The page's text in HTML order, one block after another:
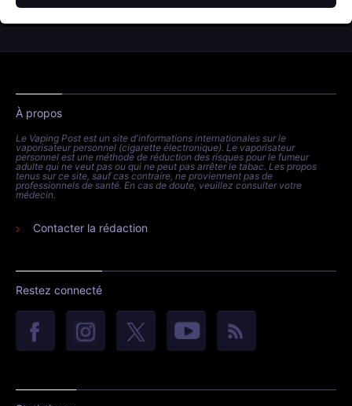
À propos
Le Vaping Post est un site d'informations internationales sur le
vaporisateur personnel (cigarette électronique). Le vaporisateur
personnel est une méthode de réduction des risques pour le fumeur
adulte qui ne veut pas ou qui ne peut pas arrêter le tabac. Les propos
tenus sur ce site, sauf cas contraire, ne proviennent pas de
professionnels de santé. En cas de doute, veuillez consulter votre
médecin.
Contacter la rédaction
Restez connecté